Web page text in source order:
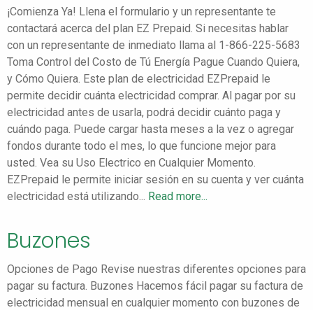
¡Comienza Ya! Llena el formulario y un representante te
contactará acerca del plan EZ Prepaid. Si necesitas hablar
con un representante de inmediato llama al 1-866-225-5683
Toma Control del Costo de Tú Energía Pague Cuando Quiera,
y Cómo Quiera. Este plan de electricidad EZPrepaid le
permite decidir cuánta electricidad comprar. Al pagar por su
electricidad antes de usarla, podrá decidir cuánto paga y
cuándo paga. Puede cargar hasta meses a la vez o agregar
fondos durante todo el mes, lo que funcione mejor para
usted. Vea su Uso Electrico en Cualquier Momento.
EZPrepaid le permite iniciar sesión en su cuenta y ver cuánta
electricidad está utilizando... Read more...
Buzones
Opciones de Pago Revise nuestras diferentes opciones para
pagar su factura. Buzones Hacemos fácil pagar su factura de
electricidad mensual en cualquier momento con buzones de